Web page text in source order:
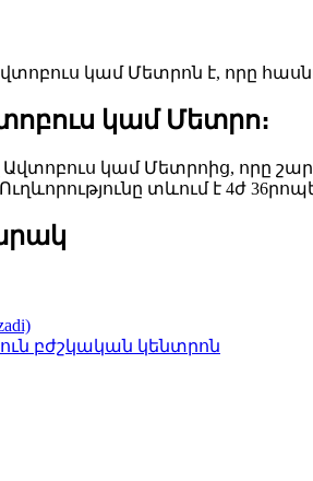
կամ Մետրոն է, որը
կամ Մետրո։
Ավտոբուս կամ Մետրոից,
տևում է 4ժ
բժշկական կենտրոն